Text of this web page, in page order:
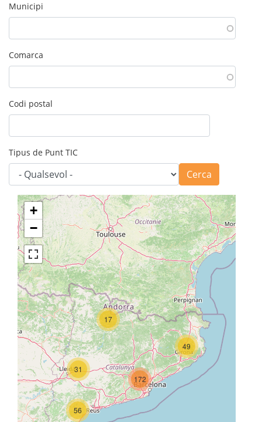
Municipi
Comarca
Codi postal
Tipus de Punt TIC
Cerca
31
17
49
56
172
+
−